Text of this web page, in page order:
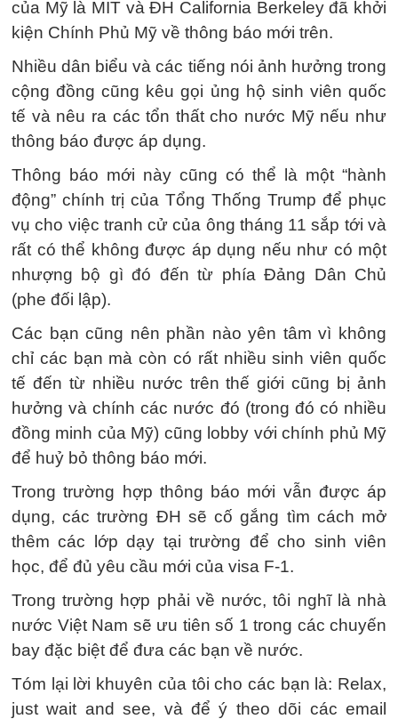
của Mỹ là MIT và ĐH California Berkeley đã khởi
kiện Chính Phủ Mỹ về thông báo mới trên.
Nhiều dân biểu và các tiếng nói ảnh hưởng trong
cộng đồng cũng kêu gọi ủng hộ sinh viên quốc
tế và nêu ra các tổn thất cho nước Mỹ nếu như
thông báo được áp dụng.
Thông báo mới này cũng có thể là một “hành
động” chính trị của Tổng Thống Trump để phục
vụ cho việc tranh cử của ông tháng 11 sắp tới và
rất có thể không được áp dụng nếu như có một
nhượng bộ gì đó đến từ phía Đảng Dân Chủ
(phe đối lập).
Các bạn cũng nên phần nào yên tâm vì không
chỉ các bạn mà còn có rất nhiều sinh viên quốc
tế đến từ nhiều nước trên thế giới cũng bị ảnh
hưởng và chính các nước đó (trong đó có nhiều
đồng minh của Mỹ) cũng lobby với chính phủ Mỹ
để huỷ bỏ thông báo mới.
Trong trường hợp thông báo mới vẫn được áp
dụng, các trường ĐH sẽ cố gắng tìm cách mở
thêm các lớp dạy tại trường để cho sinh viên
học, để đủ yêu cầu mới của visa F-1.
Trong trường hợp phải về nước, tôi nghĩ là nhà
nước Việt Nam sẽ ưu tiên số 1 trong các chuyến
bay đặc biệt để đưa các bạn về nước.
Tóm lại lời khuyên của tôi cho các bạn là: Relax,
just wait and see, và để ý theo dõi các email